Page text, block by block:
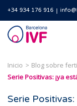
+34 934 176 916
Barcelona
IVF
Inicio Blog sobre
Serie Positivas: ¡ya
Serie